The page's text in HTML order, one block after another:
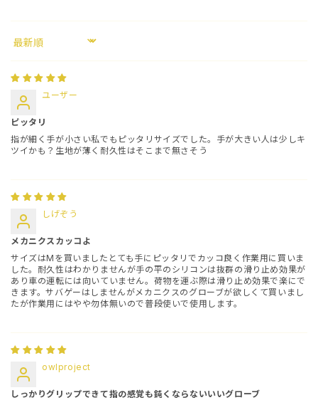
Sort by
ユーザー
ピッタリ
指が細く手が小さい私でもピッタリサイズでした。手が大きい人は少しキ
ツイかも？生地が薄く耐久性はそこまで無さそう
しげぞう
メカニクスカッコよ
サイズはMを買いましたとても手にピッタリでカッコ良く作業用に買いま
した。耐久性はわかりませんが手の平のシリコンは抜群の滑り止め効果が
あり車の運転には向いていません。荷物を運ぶ際は滑り止め効果で楽にで
きます。サバゲーはしませんがメカニクスのグローブが欲しくて買いまし
たが作業用にはやや勿体無いので普段使いで使用します。
owlproject
しっかりグリップできて指の感覚も鈍くならないいいグローブ